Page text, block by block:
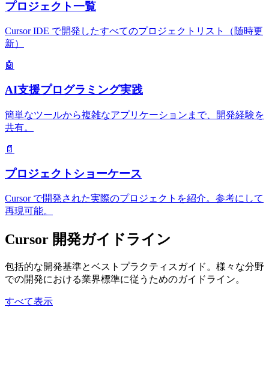
プロジェクト一覧
Cursor IDE で開発したすべてのプロジェクトリスト（随時更
新）
🤖
AI支援プログラミング実践
簡単なツールから複雑なアプリケーションまで、開発経験を
共有。
📄
プロジェクトショーケース
Cursor で開発された実際のプロジェクトを紹介。参考にして
再現可能。
Cursor 開発ガイドライン
包括的な開発基準とベストプラクティスガイド。様々な分野
での開発における業界標準に従うためのガイドライン。
すべて表示